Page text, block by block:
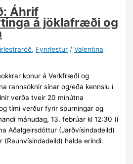
Áhrif
á jöklafræði og
, Fyrirlestur /Valentina
konur á Verkfræði og
rannsóknir sínar og/eða kennslu í
verða tveir 20 mínútna
tími verður fyrir spurningar og
mánudag, 13. febrúar kl 12:30 (í
Aðalgeirsdóttur (Jarðvísindadeild)
(Raunvísindadeild) halda erindi.